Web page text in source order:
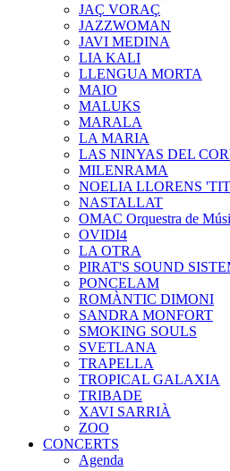
JAÇ VORAÇ
JAZZWOMAN
JAVI MEDINA
LIA KALI
LLENGUA MORTA
MAIO
MALUKS
MARALA
LA MARIA
LAS NINYAS DEL
MILENRAMA
NOELIA LLORENS
NASTALLAT
OMAC Orquestra de
OVIDI4
LA OTRA
PIRAT'S SOUND
PONCELAM
ROMÀNTIC DIMONI
SANDRA MONFORT
SMOKING SOULS
SVETLANA
TRAPELLA
TROPICAL GALAXIA
TRIBADE
XAVI SARRIÀ
ZOO
CONCERTS
Agenda